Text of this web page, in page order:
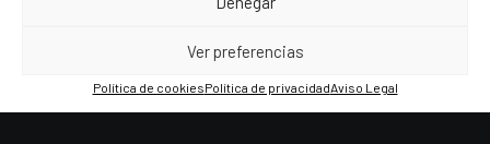
Ver preferencias
Política de cookiesPolítica de privacidadAviso Legal